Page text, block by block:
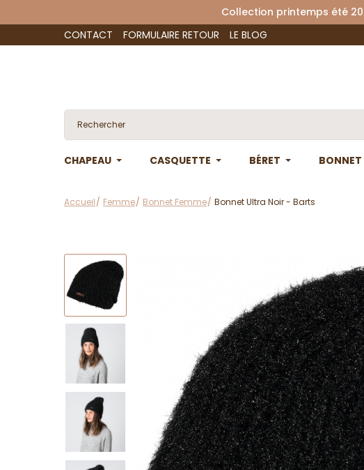
Collection
CONTACT
FORMULAIRE RETOUR LE BLOG
CHAPEAU CASQUETTE BÉRET BONNET
Accueil Femme Bonnet Femme Bonnet Ultra Noir - Barts